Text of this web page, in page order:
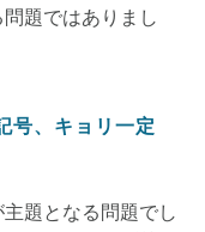
題ではありまし
号、キョリ一定
題となる問題でし